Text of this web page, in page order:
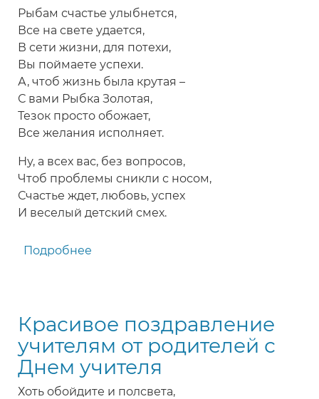
Рыбам счастье улыбнется,
Все на свете удается,
В сети жизни, для потехи,
Вы поймаете успехи.
А, чтоб жизнь была крутая –
С вами Рыбка Золотая,
Тезок просто обожает,
Все желания исполняет.
Ну, а всех вас, без вопросов,
Чтоб проблемы сникли с носом,
Счастье ждет, любовь, успех
И веселый детский смех.
Подробнее
День
учителя
Красивое поздравление
учителям от родителей с
Днем учителя
Хоть обойдите и полсвета,